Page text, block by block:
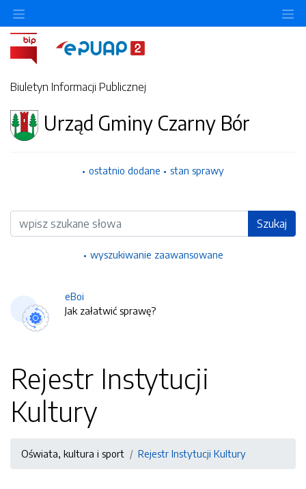
Biuletyn Informacji Publicznej
Urząd Gminy Czarny Bór
ostatnio dodane stan sprawy
Wyszukiwarka Szukaj
wyszukiwanie zaawansowane
eBoi
Jak załatwić sprawę?
Rejestr Instytucji
Kultury
Oświata, kultura i sport Rejestr Instytucji Kultury